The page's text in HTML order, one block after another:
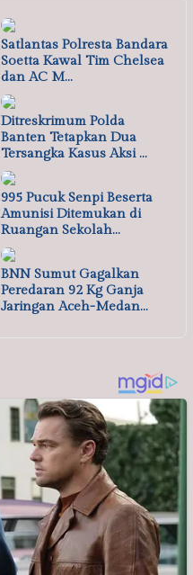
Satlantas Polresta Bandara
Soetta Kawal Tim Chelsea
dan AC M…
Ditreskrimum Polda
Banten Tetapkan Dua
Tersangka Kasus Aksi …
995 Pucuk Senpi Beserta
Amunisi Ditemukan di
Ruangan Sekolah…
BNN Sumut Gagalkan
Peredaran 92 Kg Ganja
Jaringan Aceh-Medan…